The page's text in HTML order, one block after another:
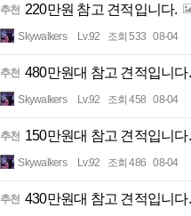
추천 220만원 참고 견적입니다.
Skywalkers Lv.92 조회 533 08-04
추천 480만원대 참고 견적입니다.
Skywalkers Lv.92 조회 458 08-04
추천 150만원대 참고 견적입니다.
Skywalkers Lv.92 조회 486 08-04
추천 430만원대 참고 견적입니다.